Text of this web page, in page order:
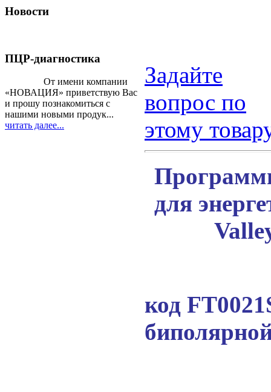
Новости
ПЦР-диагностика
От имени компании
«НОВАЦИЯ» приветствую Вас
и прошу познакомиться с
нашими новыми продук...
читать далее...
Задайте
вопрос по
этому
для
код